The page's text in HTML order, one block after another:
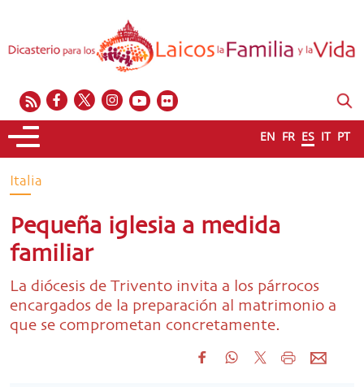
EN FR ES IT PT
Italia
Pequeña iglesia a medida
familiar
La diócesis de Trivento invita a los párrocos
encargados de la preparación al matrimonio a
que se comprometan concretamente.